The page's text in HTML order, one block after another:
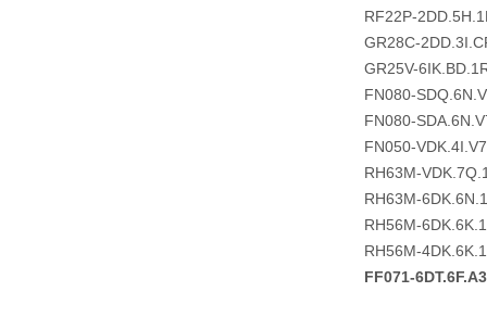
RF22P-
GR28C-
GR25V-
FN080-
FN080-
FN050-
RH63M-
RH63M-
RH56M-
RH56M-
FF071-